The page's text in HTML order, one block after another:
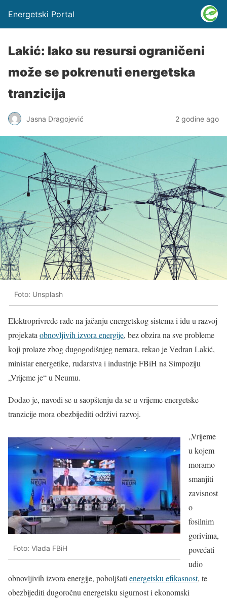
Energetski Portal
Lakić: Iako su resursi ograničeni
može se pokrenuti energetska
tranzicija
Jasna Dragojević 2 godine ago
Foto: Unsplash
Elektroprivrede rade na jačanju energetskog sistema i idu u razvoj
projekata obnovljivih izvora energije, bez obzira na sve probleme
koji prolaze zbog dugogodišnjeg nemara, rekao je Vedran Lakić,
ministar energetike, rudarstva i industrije FBiH na Simpoziju
„Vrijeme je“ u Neumu.
Dodao je, navodi se u saopštenju da se u vrijeme energetske
tranzicije mora obezbijediti održivi razvoj.
Foto: Vlada FBiH
„Vrijeme
u kojem
moramo
smanjiti
zavisnost
o
fosilnim
gorivima,
povećati
udio
obnovljivih izvora energije, poboljšati energetsku efikasnost, te
obezbijediti dugoročnu energetsku sigurnost i ekonomski